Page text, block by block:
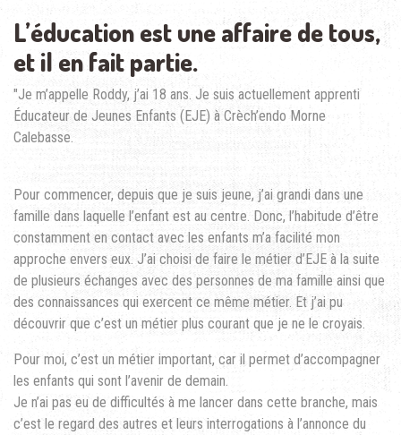
L’éducation est une affaire de tous,
et il en fait partie.
"Je m’appelle Roddy, j’ai 18 ans. Je suis actuellement apprenti
Éducateur de Jeunes Enfants (EJE) à Crèch’endo Morne
Calebasse.
Pour commencer, depuis que je suis jeune, j’ai grandi dans une
famille dans laquelle l’enfant est au centre. Donc, l’habitude d’être
constamment en contact avec les enfants m’a facilité mon
approche envers eux. J’ai choisi de faire le métier d’EJE à la suite
de plusieurs échanges avec des personnes de ma famille ainsi que
des connaissances qui exercent ce même métier. Et j’ai pu
découvrir que c’est un métier plus courant que je ne le croyais.
Pour moi, c’est un métier important, car il permet d’accompagner
les enfants qui sont l’avenir de demain.
Je n’ai pas eu de difficultés à me lancer dans cette branche, mais
c’est le regard des autres et leurs interrogations à l’annonce du